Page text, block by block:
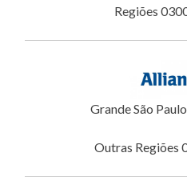
Regiões
Grande São
Outras Regiões